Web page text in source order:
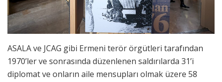
ASALA ve JCAG gibi Ermeni terör örgütleri tarafından
1970’ler ve sonrasında düzenlenen saldırılarda 31’i
diplomat ve onların aile mensupları olmak üzere 58